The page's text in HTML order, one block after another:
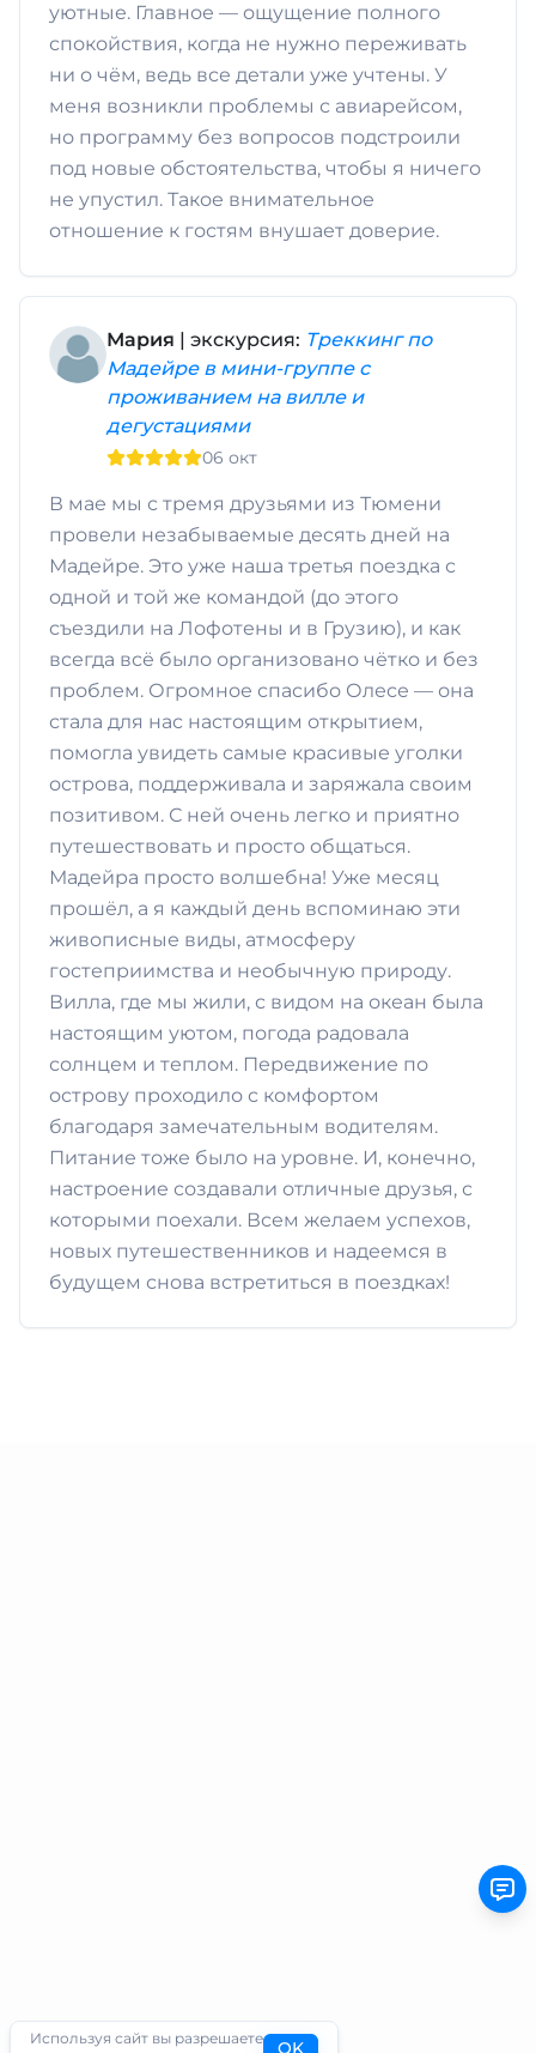
уютные. Главное — ощущение полного
спокойствия, когда не нужно переживать
ни о чём, ведь все детали уже учтены. У
меня возникли проблемы с авиарейсом,
но программу без вопросов подстроили
под новые обстоятельства, чтобы я ничего
не упустил. Такое внимательное
отношение к гостям внушает доверие.
Мария | экскурсия: Треккинг по
Мадейре в мини-группе с
проживанием на вилле и
дегустациями
06 окт
В мае мы с тремя друзьями из Тюмени
провели незабываемые десять дней на
Мадейре. Это уже наша третья поездка с
одной и той же командой (до этого
съездили на Лофотены и в Грузию), и как
всегда всё было организовано чётко и без
проблем. Огромное спасибо Олесе — она
стала для нас настоящим открытием,
помогла увидеть самые красивые уголки
острова, поддерживала и заряжала своим
позитивом. С ней очень легко и приятно
путешествовать и просто общаться.
Мадейра просто волшебна! Уже месяц
прошёл, а я каждый день вспоминаю эти
живописные виды, атмосферу
гостеприимства и необычную природу.
Вилла, где мы жили, с видом на океан была
настоящим уютом, погода радовала
солнцем и теплом. Передвижение по
острову проходило с комфортом
благодаря замечательным водителям.
Питание тоже было на уровне. И, конечно,
настроение создавали отличные друзья, с
которыми поехали. Всем желаем успехов,
новых путешественников и надеемся в
будущем снова встретиться в поездках!
Используя сайт вы разрешаете
OK